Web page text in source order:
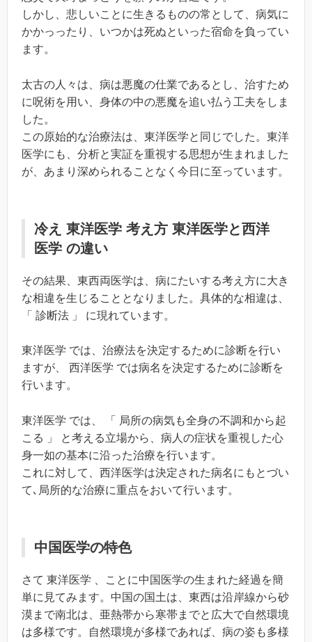
しかし、悲しいことに生きるものの常として、病気に
かかっったり、いつかは死ぬといった宿命を負ってい
ます。
太古の人々は、病は悪魔の仕業であるとし、治すため
に呪術を用い、身体の中の悪魔を追い払う工夫をしま
した。
この原始的な治療法は、東洋医学と同じでした。東洋
医学にも、分析と実証を重視する思想が生まれました
が、あまり深められることなく今日に至っています。
冷え 東洋医学 考え方 東洋医学と西洋
医学 の違い
その結果、東西両医学は、病にたいする考え方に大き
な相違を生じることとなりました。具体的な相違は、
「 診断法 」 に現れています。
東洋医学 では、治療法を決定するために診断を行い
ますが、 西洋医学 では病名を決定するために診断を
行います。
東洋医学 では、 「 局所の病気も全身の不調和から起
こる 」 と考える立場から、病人の症状を重視した心
身一如の基本に沿った治療を行います。
これに対して、西洋医学は決定された病名にもとづい
て､局所的な治療に重点をおいて行います。
中国医学の特色
さて 東洋医学 、ことに中国医学の生まれた経過を簡
単に見てみます。中国の国土は、東西は沿岸線から砂
漠まで南北は、亜熱帯から寒帯までと広大で自然環境
は多様です。自然環境が多様であれば、病の姿も多様